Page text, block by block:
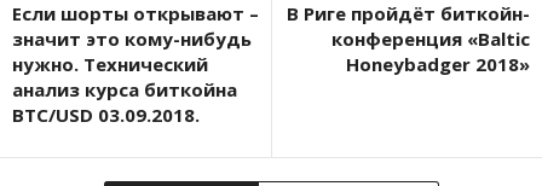
Если шорты открывают –
значит это кому-нибудь
нужно. Технический
анализ курса биткойна
BTC/USD 03.09.2018.
В Риге пройдёт биткойн-
конференция «Baltic
Honeybadger 2018»